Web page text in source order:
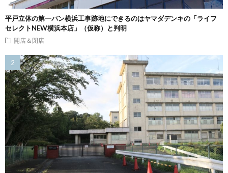
平戸立体の第一パン横浜工事跡地にできるのはヤマダデンキの「ライフ
セレクトNEW横浜本店」（仮称）と判明
開店＆閉店